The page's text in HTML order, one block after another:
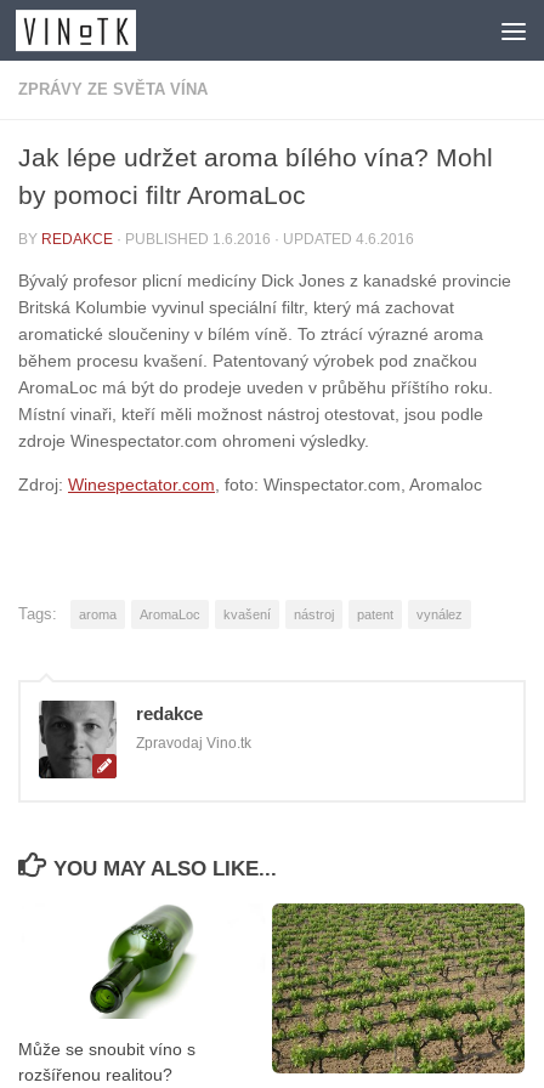
Skip to content
ZPRÁVY ZE SVĚTA VÍNA
Jak lépe udržet aroma bílého vína? Mohl
by pomoci filtr AromaLoc
BY REDAKCE · PUBLISHED 1.6.2016 · UPDATED 4.6.2016
Bývalý profesor plicní medicíny Dick Jones z kanadské provincie
Britská Kolumbie vyvinul speciální filtr, který má zachovat
aromatické sloučeniny v bílém víně. To ztrácí výrazné aroma
během procesu kvašení. Patentovaný výrobek pod značkou
AromaLoc má být do prodeje uveden v průběhu příštího roku.
Místní vinaři, kteří měli možnost nástroj otestovat, jsou podle
zdroje Winespectator.com ohromeni výsledky.
Zdroj: Winespectator.com, foto: Winspectator.com, Aromaloc
Tags: aroma AromaLoc kvašení nástroj patent vynález
redakce
Zpravodaj Vino.tk
YOU MAY ALSO LIKE...
Může se snoubit víno s
rozšířenou realitou?